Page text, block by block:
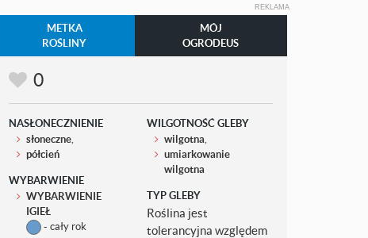
REKLAMA
METKA
ROŚLINY
MÓJ
OGRODEUS
0
NASŁONECZNIENIE
słoneczne,
półcień
WYBARWIENIE
WYBARWIENIE
IGIEŁ
- cały rok
WILGOTNOŚĆ GLEBY
wilgotna
umiarkowanie
wilgotna
TYP GLEBY
Roślina jest
tolerancyjna względem